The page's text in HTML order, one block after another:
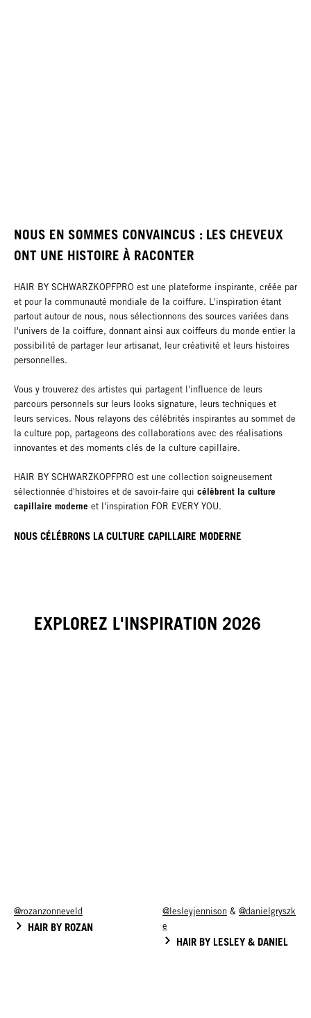
NOUS EN SOMMES CONVAINCUS : LES CHEVEUX
ONT UNE HISTOIRE À RACONTER
HAIR BY SCHWARZKOPFPRO est une plateforme inspirante, créée par
et pour la communauté mondiale de la coiffure. L'inspiration étant
partout autour de nous, nous sélectionnons des sources variées dans
l'univers de la coiffure, donnant ainsi aux coiffeurs du monde entier la
possibilité de partager leur artisanat, leur créativité et leurs histoires
personnelles.
Vous y trouverez des artistes qui partagent l'influence de leurs
parcours personnels sur leurs looks signature, leurs techniques et
leurs services. Nous relayons des célébrités inspirantes au sommet de
la culture pop, partageons des collaborations avec des réalisations
innovantes et des moments clés de la culture capillaire.
HAIR BY SCHWARZKOPFPRO est une collection soigneusement
sélectionnée d'histoires et de savoir-faire qui célèbrent la culture
capillaire moderne et l'inspiration FOR EVERY YOU.
NOUS CÉLÉBRONS LA CULTURE CAPILLAIRE MODERNE
EXPLOREZ L'INSPIRATION 2026
@rozanzonneveld
HAIR BY ROZAN
@lesleyjennison & @danielgryszk
e
HAIR BY LESLEY & DANIEL